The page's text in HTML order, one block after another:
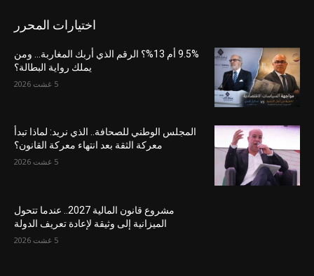
اختيارات المحرر
9.5% أم 13%؟ الرقم الذي أربك المغاربة… ومن
يملك رواية البطالة؟
5 غشت 2026
المجلس الوطني للصحافة.. الذي نريد: لماذا تبدأ
معركة الثقة بعد انتهاء معركة القانون؟
5 غشت 2026
مشروع قانون المالية 2027.. عندما تتحول
الميزانية إلى وثيقة لإعادة تعريف الدولة
5 غشت 2026